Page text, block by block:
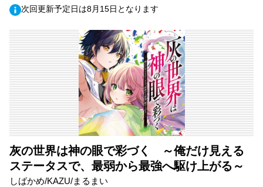
次回更新予定日は8月15日となります
灰の世界は神の眼で彩づく ～俺だけ見える
ステータスで、最弱から最強へ駆け上がる～
しばかめ/KAZU/まるまい